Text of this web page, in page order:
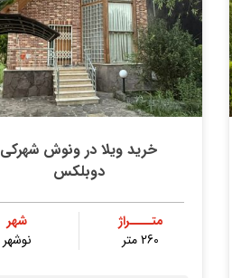
خرید ویلا در ونوش شهرکی
دوبلکس
متــــراژ
260 متر
شهر
نوشهر